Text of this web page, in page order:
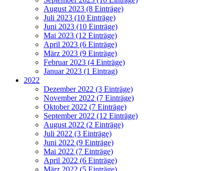
August 2023 (8 Einträge)
Juli 2023 (10 Einträge)
Juni 2023 (10 Einträge)
Mai 2023 (12 Einträge)
April 2023 (6 Einträge)
März 2023 (9 Einträge)
Februar 2023 (4 Einträge)
Januar 2023 (1 Eintrag)
2022
Dezember 2022 (3 Einträge)
November 2022 (7 Einträge)
Oktober 2022 (7 Einträge)
September 2022 (12 Einträge)
August 2022 (2 Einträge)
Juli 2022 (3 Einträge)
Juni 2022 (9 Einträge)
Mai 2022 (7 Einträge)
April 2022 (6 Einträge)
März 2022 (5 Einträge)